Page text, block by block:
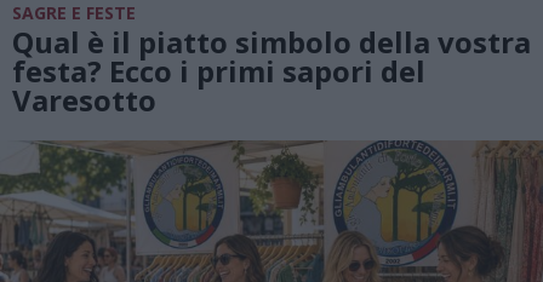
SAGRE E FESTE
Qual è il piatto simbolo della vostra
festa? Ecco i primi sapori del
Varesotto